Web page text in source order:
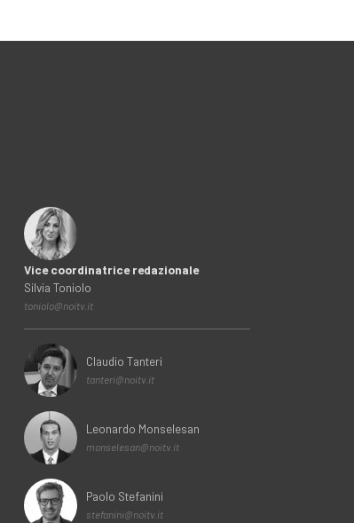
Vice coordinatrice redazionale
Silvia Toniolo
toniolo@noitv.it
Claudio Tanteri
tanteri@noitv.it
Leonardo Monselesan
monselesan@noitv.it
Paolo Stefanini
stefanini@noitv.it